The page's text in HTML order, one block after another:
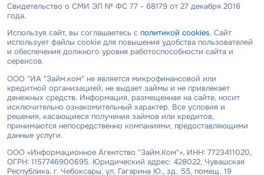
Свидетельство о СМИ ЭЛ № ФС 77 - 68179 от 27 декабря 2016
года.
Используя сайт, вы соглашаетесь с политикой cookies. Сайт
использует файлы cookie для повышения удобства пользователей
и обеспечения должного уровня работоспособности сайта и
сервисов.
ООО "ИА "Займ.ком" не является микрофинансовой или
кредитной организацией, не выдает займы и не привлекает
денежных средств. Информация, размещенная на сайте, носит
исключительно ознакомительный характер. Все условия и
решения, касающиеся получения займов или кредитов,
принимаются непосредственно компаниями, предоставляющими
данные услуги.
ООО «Информационное Агентство "Займ.Ком"», ИНН: 7723411020,
ОГРН: 1157746900695. Юридический адрес: 428022, Чувашская
Республика, г. Чебоксары, ул. Гагарина Ю., зд. 55, помещ. 19